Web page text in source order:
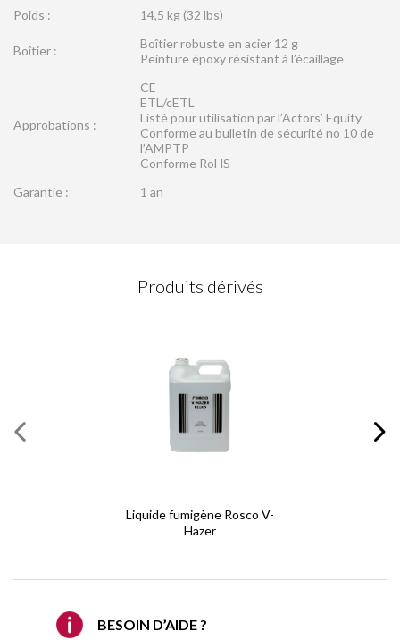
Poids : 14,5 kg (32 lbs)
Boîtier :
Boîtier robuste en acier 12 g
Peinture époxy résistant à l’écaillage
Approbations :
CE
ETL/cETL
Listé pour utilisation par l’Actors’ Equity
Conforme au bulletin de sécurité no 10 de
l’AMPTP
Conforme RoHS
Garantie :
1 an
Société
Produits dérivés
Liquide fumigène Rosco V-
Hazer
REQUEST A QUOTE
BESOIN D’AIDE ?